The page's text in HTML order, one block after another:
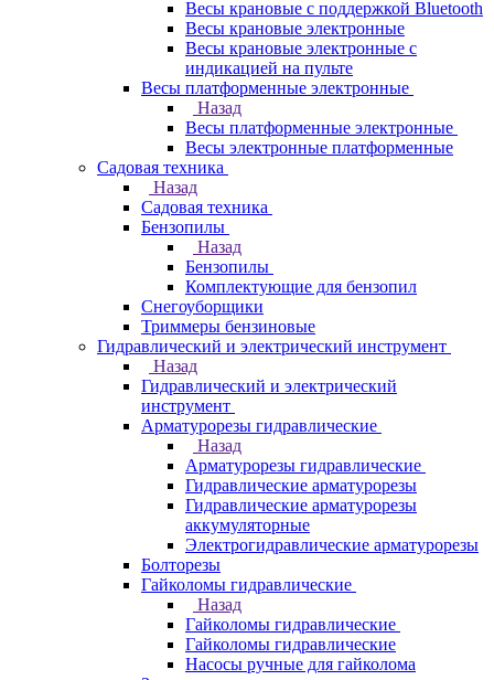
Весы крановые с поддержкой Bluetooth
Весы крановые электронные
Весы крановые электронные с
индикацией на пульте
Весы платформенные электронные
Назад
Весы платформенные электронные
Весы электронные платформенные
Садовая техника
Назад
Садовая техника
Бензопилы
Назад
Бензопилы
Комплектующие для бензопил
Снегоуборщики
Триммеры бензиновые
Гидравлический и электрический инструмент
Назад
Гидравлический и электрический
инструмент
Арматурорезы гидравлические
Назад
Арматурорезы гидравлические
Гидравлические арматурорезы
Гидравлические арматурорезы
аккумуляторные
Электрогидравлические арматурорезы
Болторезы
Гайколомы гидравлические
Назад
Гайколомы гидравлические
Гайколомы гидравлические
Насосы ручные для гайколома